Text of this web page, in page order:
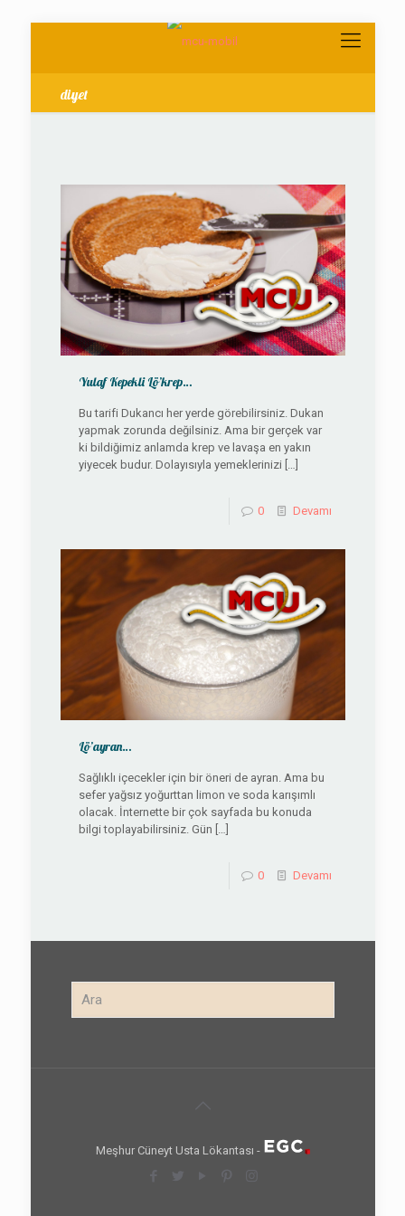
diyet
Yulaf Kepekli Lö’krep…
Bu tarifi Dukancı her yerde görebilirsiniz. Dukan
yapmak zorunda değilsiniz. Ama bir gerçek var
ki bildiğimiz anlamda krep ve lavaşa en yakın
yiyecek budur. Dolayısıyla yemeklerinizi […]
0 Devamı
Lö’ayran…
Sağlıklı içecekler için bir öneri de ayran. Ama bu
sefer yağsız yoğurttan limon ve soda karışımlı
olacak. İnternette bir çok sayfada bu konuda
bilgi toplayabilirsiniz. Gün […]
0 Devamı
Meşhur Cüneyt Usta Lökantası -